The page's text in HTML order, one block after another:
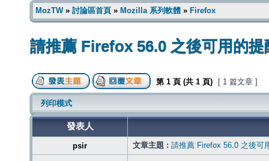
MozTW» 討論區首頁 » Mozilla 系列軟體 » Firefox
請推薦 Firefox 56.0 之後可用的
第 1 頁 (共 1 頁) [ 1 篇文章 ]
列印模式
發表人
psir 文章主題 : 請推薦 Firefox 56.0 之後可